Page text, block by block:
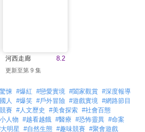
8.2
河西走廊
更新至第 9 集
悚 #爆紅 #戀愛實境 #闔家觀賞 #深度報導
人 #爆笑 #戶外冒險 #遊戲實境 #網路節目
賽 #人文歷史 #美食探索 #社會百態
人物 #越看越餓 #醫療 #恐怖靈異 #命案
明星 #自然生態 #趣味競賽 #聚會遊戲